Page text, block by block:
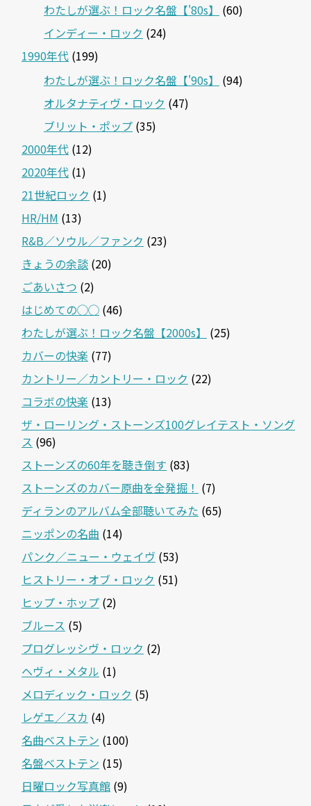
わたしが選ぶ！ロック名盤【'80s】
(60)
インディー・ロック (24)
1990年代 (199)
わたしが選ぶ！ロック名盤【'90s】
(94)
オルタナティヴ・ロック (47)
ブリット・ポップ (35)
2000年代 (12)
2020年代 (1)
21世紀ロック (1)
HR/HM (13)
R&B／ソウル／ファンク (23)
きょうの余談 (20)
ごあいさつ (2)
はじめての◯◯ (46)
わたしが選ぶ！ロック名盤【2000s】
(25)
カバーの快楽 (77)
カントリー／カントリー・ロック (22)
コラボの快楽 (13)
ザ・ローリング・ストーンズ100グレイテスト・ソング
ス (96)
ストーンズの60年を聴き倒す (83)
ストーンズのカバー原曲を全発掘！ (7)
ディランのアルバム全部聴いてみた (65)
ニッポンの名曲 (14)
パンク／ニュー・ウェイヴ (53)
ヒストリー・オブ・ロック (51)
ヒップ・ホップ (2)
ブルース (5)
プログレッシヴ・ロック (2)
ヘヴィ・メタル (1)
メロディック・ロック (5)
レゲエ／スカ (4)
名曲ベストテン (100)
名盤ベストテン (15)
日曜ロック写真館 (9)